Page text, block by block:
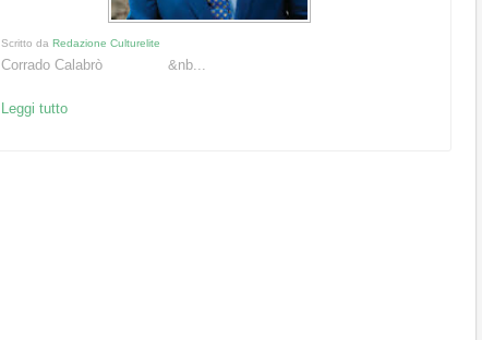
Scritto da Redazione Culturelite
Corrado Calabrò &nb...
Leggi tutto